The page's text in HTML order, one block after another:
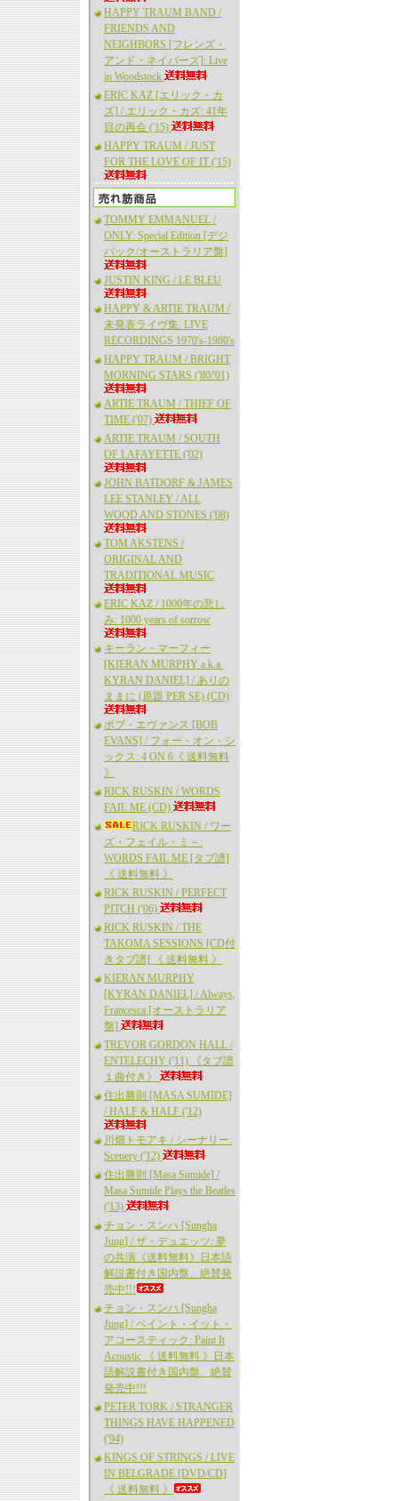
HAPPY TRAUM BAND /
FRIENDS AND
NEIGHBORS [フレンズ・
アンド・ネイバーズ]: Live
in Woodstock
ERIC KAZ [エリック・カ
ズ] / エリック・カズ: 41年
目の再会 ('15)
HAPPY TRAUM / JUST
FOR THE LOVE OF IT ('15)
TOMMY EMMANUEL /
ONLY: Special Edition [デジ
パック/オーストラリア盤]
JUSTIN KING / LE BLEU
HAPPY & ARTIE TRAUM /
未発表ライヴ集: LIVE
RECORDINGS 1970's-1980's
HAPPY TRAUM / BRIGHT
MORNING STARS ('80/'01)
ARTIE TRAUM / THIEF OF
TIME ('07)
ARTIE TRAUM / SOUTH
OF LAFAYETTE ('02)
JOHN BATDORF & JAMES
LEE STANLEY / ALL
WOOD AND STONES ('08)
TOM AKSTENS /
ORIGINAL AND
TRADITIONAL MUSIC
ERIC KAZ / 1000年の悲し
み: 1000 years of sorrow
キーラン・マーフィー
[KIERAN MURPHY a.k.a.
KYRAN DANIEL] / ありの
ままに (原題 PER SE) (CD)
ボブ・エヴァンス [BOB
EVANS] / フォー・オン・シ
ックス: 4 ON 6《 送料無料
》
RICK RUSKIN / WORDS
FAIL ME (CD)
RICK RUSKIN / ワー
ズ・フェイル・ミ－:
WORDS FAIL ME [タブ譜]
《 送料無料 》
RICK RUSKIN / PERFECT
PITCH ('06)
RICK RUSKIN / THE
TAKOMA SESSIONS [CD付
きタブ譜] 《 送料無料 》
KIERAN MURPHY
[KYRAN DANIEL] / Always,
Francesca [オーストラリア
盤]
TREVOR GORDON HALL /
ENTELECHY ('11) 《タブ譜
１曲付き》
住出勝則 [MASA SUMIDE]
/ HALF & HALF ('12)
川畑トモアキ / シーナリー:
Scenery ('12)
住出勝則 [Masa Sumide] /
Masa Sumide Plays the Beatles
('13)
チョン・スンハ [Sungha
Jung] / ザ・デュエッツ: 夢
の共演《送料無料》日本語
解説書付き国内盤、絶賛発
売中!!!
チョン・スンハ [Sungha
Jung] / ペイント・イット・
アコースティック: Paint It
Acoustic 《 送料無料 》日本
語解説書付き国内盤、絶賛
発売中!!!
PETER TORK / STRANGER
THINGS HAVE HAPPENED
('94)
KINGS OF STRINGS / LIVE
IN BELGRADE [DVD/CD]
《 送料無料 》